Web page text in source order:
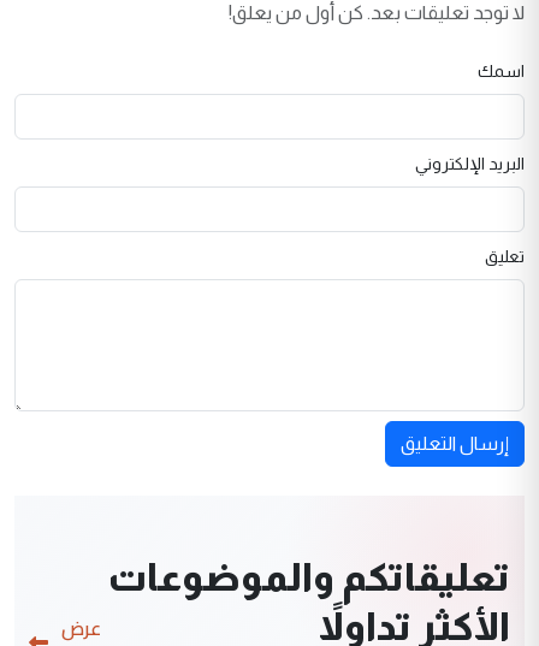
لا توجد تعليقات بعد. كن أول من يعلق!
اسمك
البريد الإلكتروني
تعليق
إرسال التعليق
تعليقاتكم والموضوعات
الأكثر تداولاً
عرض